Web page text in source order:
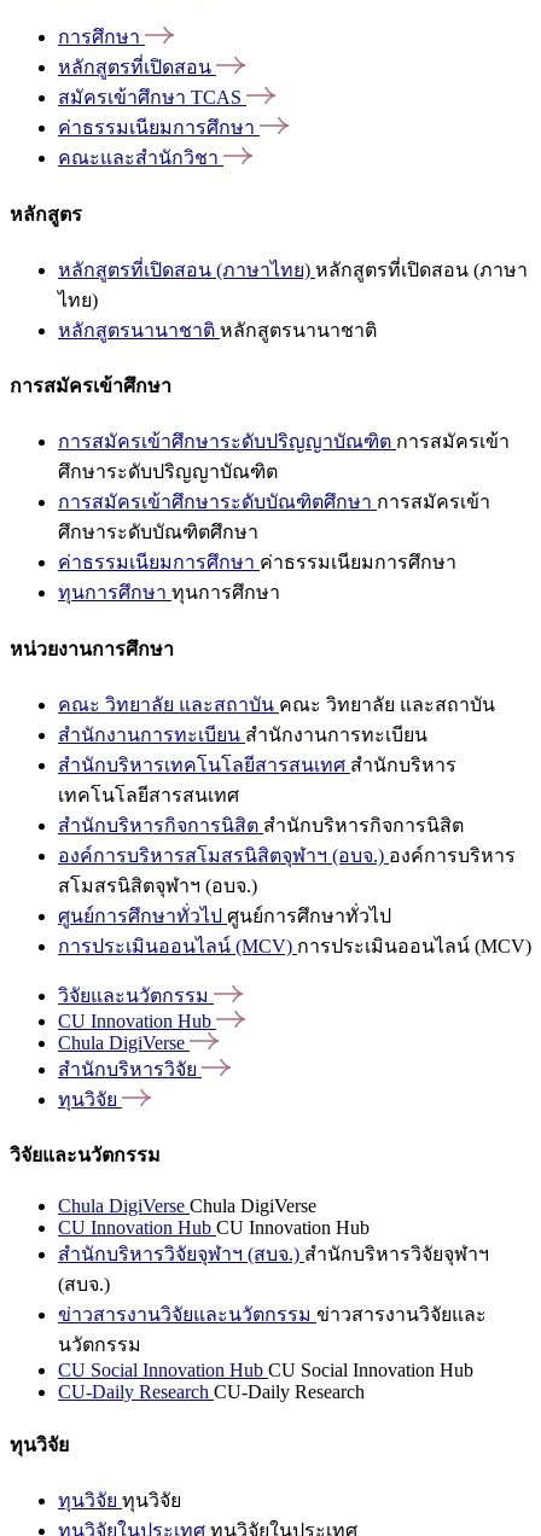
การศึกษา
หลักสูตรที่เปิดสอน
สมัครเข้าศึกษา TCAS
ค่าธรรมเนียมการศึกษา
คณะและสำนักวิชา
หลักสูตร
หลักสูตรที่เปิดสอน (ภาษาไทย) หลักสูตรที่เปิดสอน (ภาษา
ไทย)
หลักสูตรนานาชาติ หลักสูตรนานาชาติ
การสมัครเข้าศึกษา
การสมัครเข้าศึกษาระดับปริญญาบัณฑิต การสมัครเข้า
ศึกษาระดับปริญญาบัณฑิต
การสมัครเข้าศึกษาระดับบัณฑิตศึกษา การสมัครเข้า
ศึกษาระดับบัณฑิตศึกษา
ค่าธรรมเนียมการศึกษา ค่าธรรมเนียมการศึกษา
ทุนการศึกษา ทุนการศึกษา
หน่วยงานการศึกษา
คณะ วิทยาลัย และสถาบัน คณะ วิทยาลัย และสถาบัน
สำนักงานการทะเบียน สำนักงานการทะเบียน
สำนักบริหารเทคโนโลยีสารสนเทศ สำนักบริหาร
เทคโนโลยีสารสนเทศ
สำนักบริหารกิจการนิสิต สำนักบริหารกิจการนิสิต
องค์การบริหารสโมสรนิสิตจุฬาฯ (อบจ.) องค์การบริหาร
สโมสรนิสิตจุฬาฯ (อบจ.)
ศูนย์การศึกษาทั่วไป ศูนย์การศึกษาทั่วไป
การประเมินออนไลน์ (MCV) การประเมินออนไลน์ (MCV)
วิจัยและนวัตกรรม
CU Innovation Hub
Chula DigiVerse
สำนักบริหารวิจัย
ทุนวิจัย
วิจัยและนวัตกรรม
Chula DigiVerse Chula DigiVerse
CU Innovation Hub CU Innovation Hub
สำนักบริหารวิจัยจุฬาฯ (สบจ.) สำนักบริหารวิจัยจุฬาฯ
(สบจ.)
ข่าวสารงานวิจัยและนวัตกรรม ข่าวสารงานวิจัยและ
นวัตกรรม
CU Social Innovation Hub CU Social Innovation Hub
CU-Daily Research CU-Daily Research
ทุนวิจัย
ทุนวิจัย ทุนวิจัย
ทุนวิจัยในประเทศ ทุนวิจัยในประเทศ